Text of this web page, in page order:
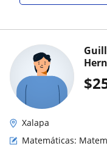
$
Xalapa
Matemáticas: